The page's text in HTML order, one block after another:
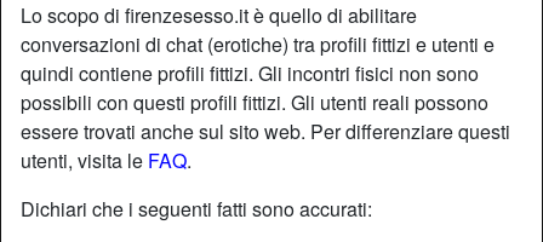
Lo scopo di firenzesesso.it è quello di abilitare
conversazioni di chat (erotiche) tra profili fittizi e utenti e
quindi contiene profili fittizi. Gli incontri fisici non sono
possibili con questi profili fittizi. Gli utenti reali possono
essere trovati anche sul sito web. Per differenziare questi
utenti, visita le FAQ.
Dichiari che i seguenti fatti sono accurati:
star Aggiungi chatChatta adesso